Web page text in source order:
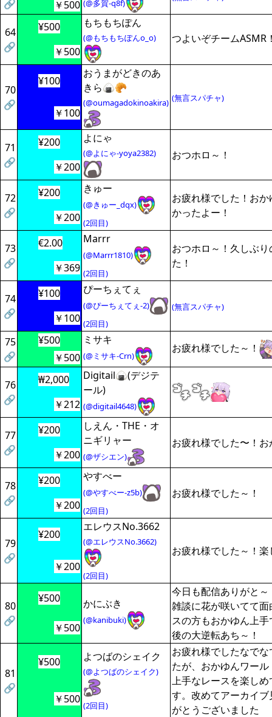
🔗 (@多賀-q8f)
￥500
64
🔗
¥500 もちもちぽん
(@もちもちぽんo_o)
つよいぞチームASMR
￥500
70
🔗
¥100
おうまがどきのあ
きら🍙🥐
(@oumagadokinoakira) (無言スパチャ)
￥100
71
🔗
¥200 よにゃ
(@よにゃ-yoya2382)
おつホロ～！
￥200
72
🔗
¥200 きゅー
(@きゅー_dqx)
(2回目)
お疲れ様でした！お
かったよー！
￥200
73
🔗
€2.00 Marrr
(@Marrr1810)
(2回目)
おつホロ～！久しぶ
た！
￥369
74
🔗
¥100 ぴーちぇてぇ
(@ぴーちぇてぇ-2)
(2回目)
(無言スパチャ)
￥100
75
🔗
¥500 ミサキ
(@ミサキ-Crn)
お疲れ様でした～！
￥500
76
🔗
₩2,000
Digitail🍙(デジテ
ール)
(@digitail4648)
￥212
77
🔗
¥200
しえん・THE・オ
ニギリャー
(@ザシエン)
お疲れ様でした〜！
￥200
78
🔗
¥200 やすべー
(@やすべー-z5b)
(2回目)
お疲れ様でした～！
￥200
79
🔗
¥200
エレウスNo.3662
(@エレウスNo.3662)
(2回目)
お疲れ様でした～！
￥200
80
🔗
¥500 かにぶき
(@kanibuki)
今日も配信ありがと
雑談に花が咲いてて
スの方もおかゆん上
後の大逆転あち～！
￥500
81
🔗
¥500 よつばのシェイク
(@よつばのシェイク)
(2回目)
お疲れ様でしたなで
たが、おかゆんワー
上手なレースを楽し
す。改めてアーカイ
がとうございました
￥500